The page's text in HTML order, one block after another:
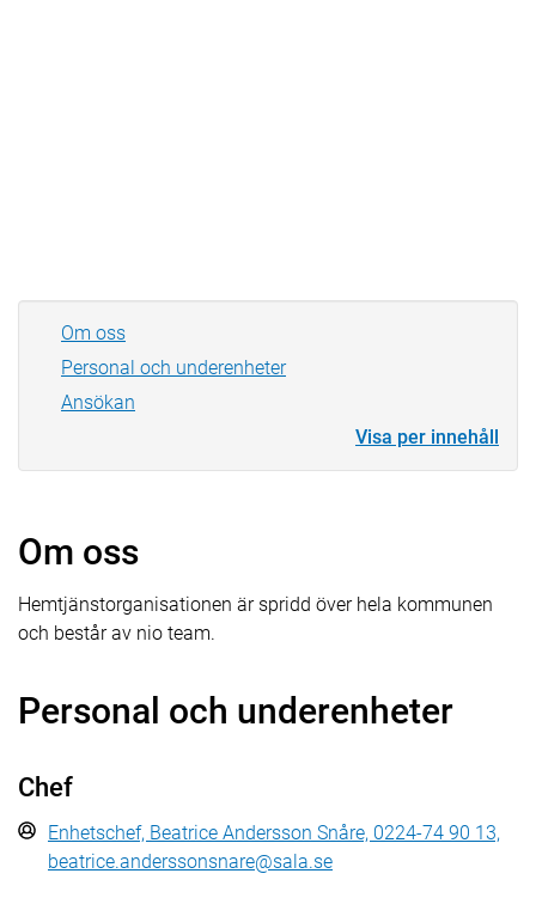
Om oss
Personal och underenheter
Ansökan
Visa per innehåll
Om oss
Hemtjänstorganisationen är spridd över hela kommunen
och består av nio team.
Personal och underenheter
Chef
Enhetschef, Beatrice Andersson Snåre, 0224-74 90 13,
beatrice.anderssonsnare@sala.se